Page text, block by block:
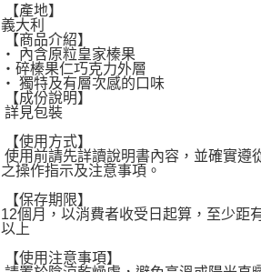
宅配
每筆NT$120，滿NT$1,999(含以上)免運費
【產地】
義大利
【商品介紹】
‧ 內含原粒皇家榛果
‧碎榛果仁巧克力外層
‧ 獨特及有層次感的口味
【成份說明】
詳見包裝
【使用方式】
使用前請先詳讀說明書內容，並確實遵
之操作指示及注意事項。
【保存期限】
12個月，以消費者收受日起算，至少距
以上
【使用注意事項】